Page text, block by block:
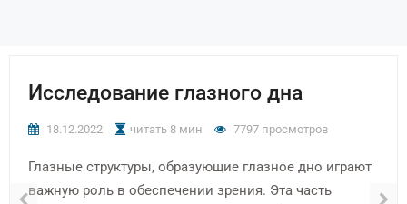
Исследование глазного дна
18.12.2022 читать 8 мин 7797 просмотров
Глазные структуры, образующие глазное дно играют
важную роль в обеспечении зрения. Эта часть